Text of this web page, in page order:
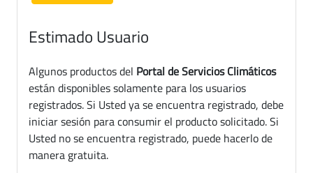
Estimado Usuario
Algunos productos del Portal de Servicios Climáticos
están disponibles solamente para los usuarios
registrados. Si Usted ya se encuentra registrado, debe
iniciar sesión para consumir el producto solicitado. Si
Usted no se encuentra registrado, puede hacerlo de
manera gratuita.